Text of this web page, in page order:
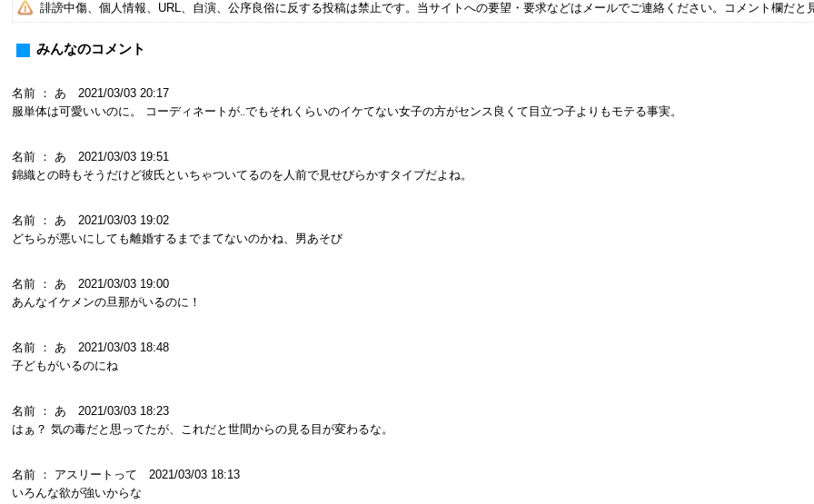
誹謗中傷、個人情報、URL、自演、公序良俗に反する投稿は禁止です。当サイトへの要望・要求などはメールでご連絡ください。コメント欄だと
みんなのコメント
名前 ： あ 2021/03/03 20:17
服単体は可愛いいのに。 コーディネートが‥でもそれくらいのイケてない女子の方がセンス良くて目立つ子よりもモテる事実。
名前 ： あ 2021/03/03 19:51
錦織との時もそうだけど彼氏といちゃついてるのを人前で見せびらかすタイプだよね。
名前 ： あ 2021/03/03 19:02
どちらが悪いにしても離婚するまでまてないのかね、男あそび
名前 ： あ 2021/03/03 19:00
あんなイケメンの旦那がいるのに！
名前 ： あ 2021/03/03 18:48
子どもがいるのにね
名前 ： あ 2021/03/03 18:23
はぁ？ 気の毒だと思ってたが、これだと世間からの見る目が変わるな。
名前 ： アスリートって 2021/03/03 18:13
いろんな欲が強いからな